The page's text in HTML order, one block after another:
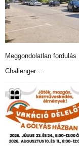
Meggondolatlan
Challenger …